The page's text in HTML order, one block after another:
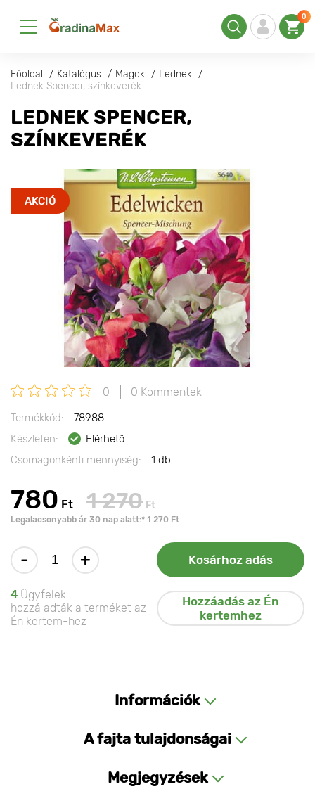
0
Főoldal Katalógus Magok
Lednek
Lednek Spencer, színkeverék
LEDNEK SPENCER,
SZÍNKEVERÉK
AKCIÓ
0 0 Kommentek
Termékkód:
78988
Készleten:
Elérhető
Csomagonkénti mennyiség:
1 db.
780 Ft 1 270 Ft
Legalacsonyabb ár 30 nap alatt:* 1 270 Ft
- + Kosárhoz adás
4 Ügyfelek
hozzá adták a terméket az
Én kertem-hez
Hozzáadás az Én
kertemhez
Információk
A fajta tulajdonságai
Megjegyzések